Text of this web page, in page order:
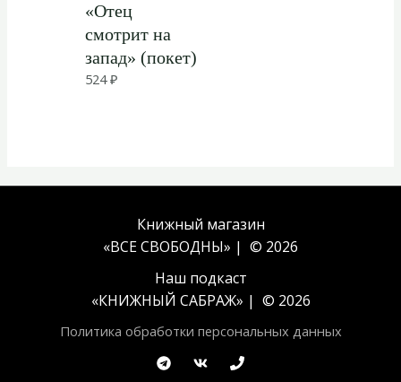
«Отец
смотрит на
запад» (покет)
524₽
Книжный магазин
«ВСЕ СВОБОДНЫ» | © 2026
Наш подкаст
«КНИЖНЫЙ САБРАЖ» | © 2026
Политика обработки персональных данных